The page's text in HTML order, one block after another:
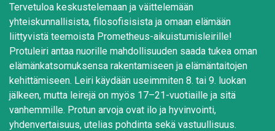
Tervetuloa keskustelemaan ja väittelemään
yhteiskunnallisista, filosofisisista ja omaan elämään
liittyvistä teemoista Prometheus-aikuistumisleirille!
Protuleiri antaa nuorille mahdollisuuden saada tukea oman
elämänkatsomuksensa rakentamiseen ja elämäntaitojen
kehittämiseen. Leiri käydään useimmiten 8. tai 9. luokan
jälkeen, mutta leirejä on myös 17–21-vuotiaille ja sitä
vanhemmille. Protun arvoja ovat ilo ja hyvinvointi,
yhdenvertaisuus, utelias pohdinta sekä vastuullisuus.